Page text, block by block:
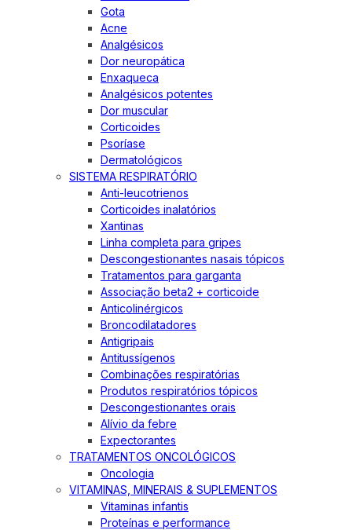
Gota
Acne
Analgésicos
Dor neuropática
Enxaqueca
Analgésicos potentes
Dor muscular
Corticoides
Psoríase
Dermatológicos
SISTEMA RESPIRATÓRIO
Anti-leucotrienos
Corticoides inalatórios
Xantinas
Linha completa para gripes
Descongestionantes nasais tópicos
Tratamentos para garganta
Associação beta2 + corticoide
Anticolinérgicos
Broncodilatadores
Antigripais
Antitussígenos
Combinações respiratórias
Produtos respiratórios tópicos
Descongestionantes orais
Alívio da febre
Expectorantes
TRATAMENTOS ONCOLÓGICOS
Oncologia
VITAMINAS, MINERAIS & SUPLEMENTOS
Vitaminas infantis
Proteínas e performance